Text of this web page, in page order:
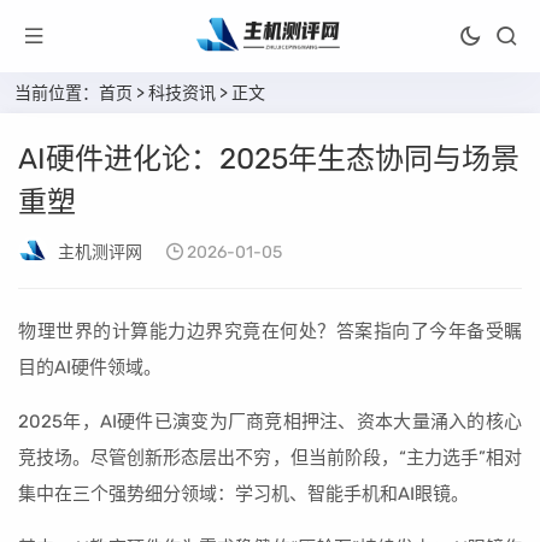
当前位置： 首页 >科技资讯 > 正文
AI硬件进化论：2025年生态协同与场景
重塑
主机测评网 2026-01-05
物理世界的计算能力边界究竟在何处？答案指向了今年备受瞩
目的AI硬件领域。
2025年，AI硬件已演变为厂商竞相押注、资本大量涌入的核心
竞技场。尽管创新形态层出不穷，但当前阶段，“主力选手”相对
集中在三个强势细分领域：学习机、智能手机和AI眼镜。